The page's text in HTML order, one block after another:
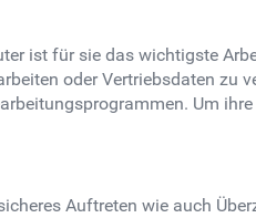
ist für sie das wichtigste
oder Vertriebsdaten zu
Um
Auftreten wie auch